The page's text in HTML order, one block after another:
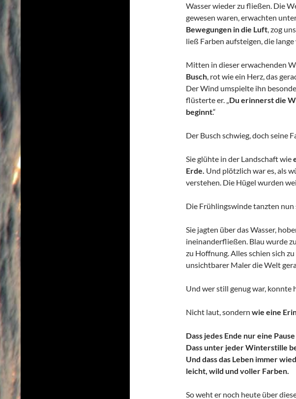
Wasser wieder zu fließen. Die
gewesen waren, erwachten
Bewegungen in die Luft, zog
ließ Farben aufsteigen, die
Mitten in dieser erwachenden
Busch, rot wie ein Herz, das
Der Wind umspielte ihn
flüsterte er. „Du erinnerst die
beginnt.“
Der Busch schwieg, doch seine
Sie glühte in der Landschaft wie
Erde. Und plötzlich war es, als
verstehen. Die Hügel wurden
Die Frühlingswinde tanzten nun
Sie jagten über das Wasser,
ineinanderfließen. Blau wurde
zu Hoffnung. Alles schien sich
unsichtbarer Maler die Welt
Und wer still genug war, konnte
Nicht laut, sondern wie eine
Dass jedes Ende nur eine
Dass unter jeder Winterstille
Und dass das Leben immer
leicht, wild und voller Farben.
So weht er noch heute über